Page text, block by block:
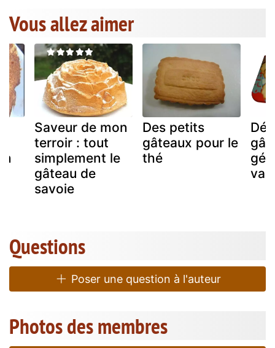
Vous allez aimer
Saveur de mon
terroir : tout
simplement le
gâteau de
savoie
Des petits
gâteaux pour le
thé
Questions
Poser une question à l'auteur
Photos des membres